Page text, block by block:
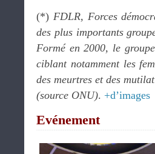
(*) ⁠ FDLR, Forces
des plus importants
Formé en 2000, le
ciblant notamment les
des meurtres et des
(source ONU). +d’images
Evénement